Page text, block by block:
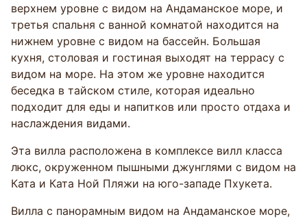
верхнем уровне с видом на Андаманское море, и
третья спальня с ванной комнатой находится на
нижнем уровне с видом на бассейн. Большая
кухня, столовая и гостиная выходят на террасу с
видом на море. На этом же уровне находится
беседка в тайском стиле, которая идеально
подходит для еды и напитков или просто отдаха и
наслаждения видами.
Эта вилла расположена в комплексе вилл класса
люкс, окруженном пышными джунглями с видом на
Ката и Ката Ной Пляжи на юго-западе Пхукета.
Вилла с панорамным видом на Андаманское море,